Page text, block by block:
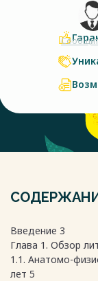
Введение 3
Глава 1. Обзор
1.1. Анатомо-
лет 5